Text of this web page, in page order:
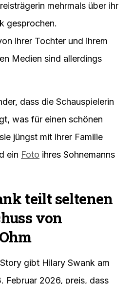
mehrmals über ihr
gesprochen.
ihrer Tochter und ihrem
Medien sind allerdings
dass die Schauspielerin
was für einen schönen
jüngst mit ihrer Familie
ein Foto ihres Sohnemanns
teilt seltenen
von
gibt Hilary Swank am
Februar 2026, preis, dass